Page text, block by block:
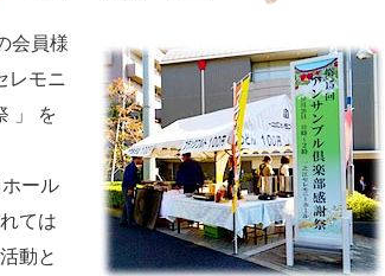
会員様
レモニ
」 を
ール
ては
動と